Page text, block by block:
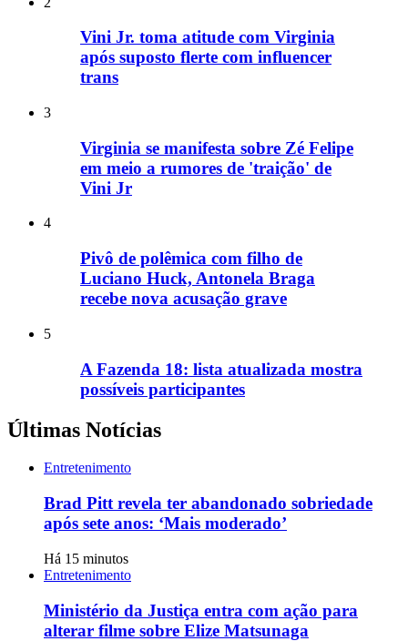
Vini Jr. toma atitude com Virginia
após suposto flerte com influencer
trans
3
Virginia se manifesta sobre Zé Felipe
em meio a rumores de 'traição' de
Vini Jr
4
Pivô de polêmica com filho de
Luciano Huck, Antonela Braga
recebe nova acusação grave
5
A Fazenda 18: lista atualizada mostra
possíveis participantes
Últimas Notícias
Entretenimento
Brad Pitt revela ter abandonado sobriedade
após sete anos: ‘Mais moderado’
Há 15 minutos
Entretenimento
Ministério da Justiça entra com ação para
alterar filme sobre Elize Matsunaga